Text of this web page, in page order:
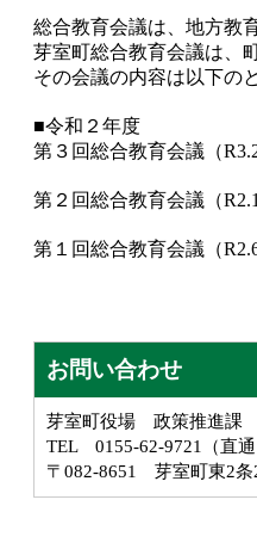
総合教育会議は、地方教
芽室町総合教育会議は、
その会議の内容は以下の
■令和２年度
第３回総合教育会議（
第２回総合教育会議（
第１回総合教育会議（
お問い合わせ
芽室町役場 政策推進課
TEL 0155-62-9721（直通
〒082-8651 芽室町東2条